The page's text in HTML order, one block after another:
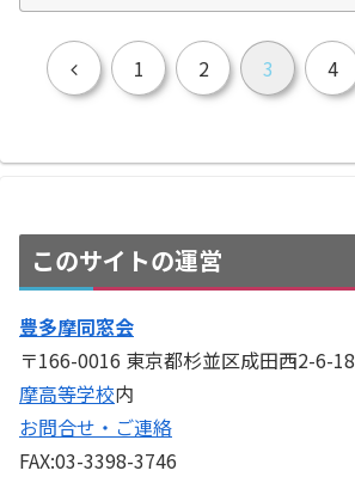
前
1 2 3 4
このサイトの運営
豊多摩同窓会
〒166-0016 東京都杉並区成田西2-6-18
摩高等学校内
お問合せ・ご連絡
FAX:03-3398-3746